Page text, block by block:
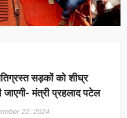
सड़कों को शीघ्र
जाएगी- मंत्री प्रहलाद पटेल
22, 2024